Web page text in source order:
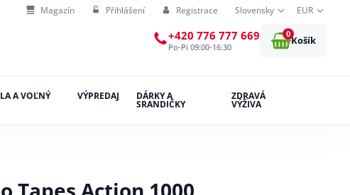
Magazín Přihlášení Registrace Slovensky EUR
+420 776 777 669
Po-Pi 09:00-16:30
0
Košík
A VOĽNÝ VÝPREDAJ DÁRKY A
SRANDIČKY
ZDRAVÁ
VÝŽIVA